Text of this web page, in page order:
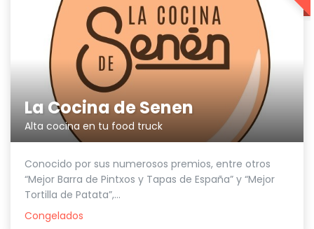
La Cocina de Senen
Alta cocina en tu food truck
Conocido por sus numerosos premios, entre otros
“Mejor Barra de Pintxos y Tapas de España” y “Mejor
Tortilla de Patata”,...
Congelados